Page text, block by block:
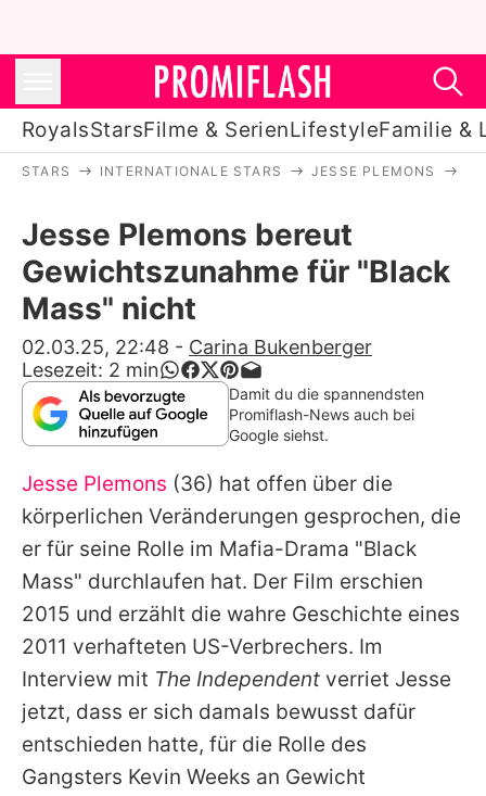
RoyalsStarsFilme & SerienLifestyleFamilie &
Stars
Filme & Serien
Lifestyle
Familie & Liebe
Promiflash Exklusiv
Alle Themen auf Promiflash
Jobs
App runterladen
Team
Redaktionelle Richtlinien
Impressum
Datenschutzerklärung
STARS INTERNATIONALE STARS JESSE PLEMONS
Jesse Plemons bereut
Gewichtszunahme für "Black
Mass" nicht
02.03.25, 22:48 - Carina Bukenberger
Lesezeit: 2 min
Damit du die spannendsten
Promiflash-News auch bei
Google siehst.
Jesse Plemons (36) hat offen über die
körperlichen Veränderungen gesprochen, die
er für seine Rolle im Mafia-Drama "Black
Mass" durchlaufen hat. Der Film erschien
2015 und erzählt die wahre Geschichte eines
2011 verhafteten US-Verbrechers. Im
Interview mit The Independent verriet Jesse
jetzt, dass er sich damals bewusst dafür
entschieden hatte, für die Rolle des
Gangsters Kevin Weeks an Gewicht